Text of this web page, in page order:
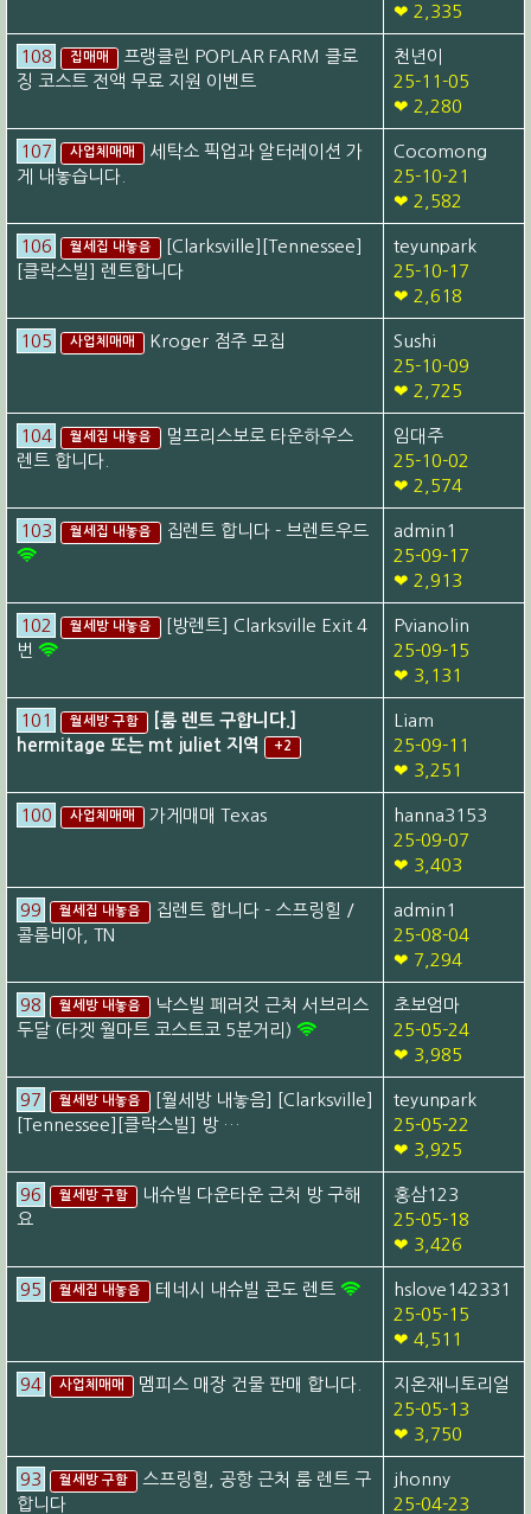
❤ 2,335
108 집매매
프랭클린 POPLAR FARM 클로
징 코스트 전액 무료 지원 이벤트
천년이
25-11-05
❤ 2,280
107 사업체매매
세탁소 픽업과 알터레이션 가
게 내놓습니다.
Cocomong
25-10-21
❤ 2,582
106 월세집 내놓음
[Clarksville][Tennessee]
[클락스빌] 렌트합니다
teyunpark
25-10-17
❤ 2,618
105 사업체매매 Kroger 점주 모집
Sushi
25-10-09
❤ 2,725
104 월세집 내놓음
멀프리스보로 타운하우스
렌트 합니다.
임대주
25-10-02
❤ 2,574
103 월세집 내놓음 집렌트 합니다 - 브렌트우드
admin1
25-09-17
❤ 2,913
102 월세방 내놓음
[방렌트] Clarksville Exit 4
번
Pvianolin
25-09-15
❤ 3,131
101 월세방 구함
[룸 렌트 구합니다.]
hermitage 또는 mt juliet 지역
+2
Liam
25-09-11
❤ 3,251
100 사업체매매 가게매매 Texas
hanna3153
25-09-07
❤ 3,403
99 월세집 내놓음
집렌트 합니다 - 스프링힐 /
콜롬비아, TN
admin1
25-08-04
❤ 7,294
98 월세방 내놓음
낙스빌 페러것 근처 서브리스
두달 (타겟 월마트 코스트코 5분거리)
초보엄마
25-05-24
❤ 3,985
97 월세방 내놓음
[월세방 내놓음] [Clarksville]
[Tennessee][클락스빌] 방 …
teyunpark
25-05-22
❤ 3,925
96 월세방 구함
내슈빌 다운타운 근처 방 구해
요
홍삼123
25-05-18
❤ 3,426
95 월세집 내놓음 테네시 내슈빌 콘도 렌트
hslove142331
25-05-15
❤ 4,511
94 사업체매매 멤피스 매장 건물 판매 합니다.
지온재니토리얼
25-05-13
❤ 3,750
93 월세방 구함
스프링힐, 공항 근처 룸 렌트 구
합니다
jhonny
25-04-23